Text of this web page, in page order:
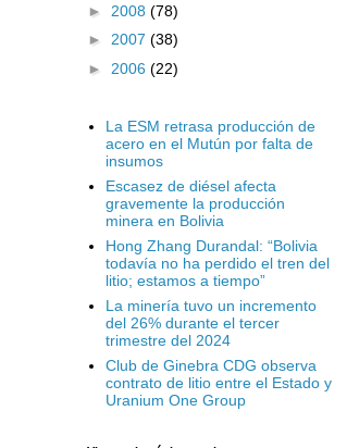
► 2008 (78)
► 2007 (38)
► 2006 (22)
La ESM retrasa producción de
acero en el Mutún por falta de
insumos
Escasez de diésel afecta
gravemente la producción
minera en Bolivia
Hong Zhang Durandal: “Bolivia
todavía no ha perdido el tren del
litio; estamos a tiempo”
La minería tuvo un incremento
del 26% durante el tercer
trimestre del 2024
Club de Ginebra CDG observa
contrato de litio entre el Estado y
Uranium One Group